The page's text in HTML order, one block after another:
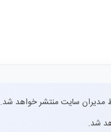
مدیران سایت منتشر خواهد شد.
شد.